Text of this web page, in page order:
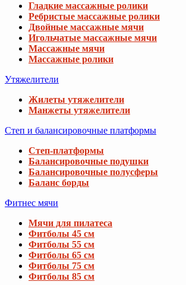
Гладкие массажные ролики
Ребристые массажные ролики
Двойные массажные мячи
Игольчатые массажные мячи
Массажные мячи
Массажные ролики
Утяжелители
Жилеты утяжелители
Манжеты утяжелители
Степ и балансировочные платформы
Степ-платформы
Балансировочные подушки
Балансировочные полусферы
Баланс борды
Фитнес мячи
Мячи для пилатеса
Фитболы 45 см
Фитболы 55 см
Фитболы 65 см
Фитболы 75 см
Фитболы 85 см